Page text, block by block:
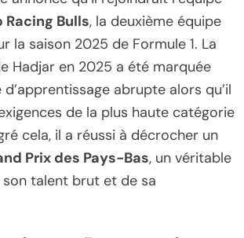
Racing Bulls, la deuxième équipe
la saison 2025 de Formule 1. La
Hadjar en 2025 a été marquée
abrupte alors qu’il
de la plus haute catégorie
cela, il a réussi à décrocher un
Prix des Pays-Bas, un véritable
talent brut et de sa